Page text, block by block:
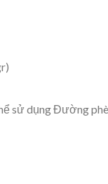
sử dụng Đường